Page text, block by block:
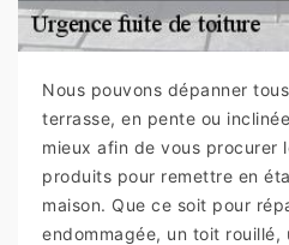
Nous pouvons dépanner
terrasse, en pente ou
mieux afin de vous procurer
produits pour remettre en
maison. Que ce soit pour
endommagée, un toit